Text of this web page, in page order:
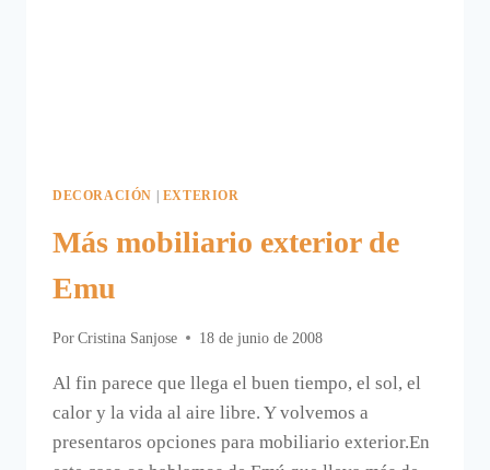
DECORACIÓN EXTERIOR
Más mobiliario exterior de
Emu
Por Cristina Sanjose 18 de junio de 2008
Al fin parece que llega el buen tiempo, el sol, el
calor y la vida al aire libre. Y volvemos a
presentaros opciones para mobiliario exterior.En